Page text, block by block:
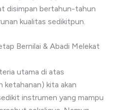
disimpan bertahun-tahun
kualitas sedikitpun.
Bernilai & Abadi Melekat
utama di atas
ketahanan) kita akan
instrumen yang mampu